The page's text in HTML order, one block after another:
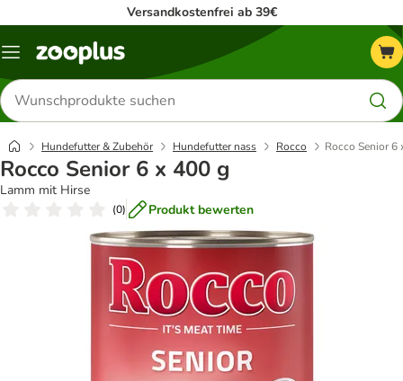
Versandkostenfrei ab 39€
Menü
Produkte
suchen
Hundefutter & Zubehör Hundefutter nass Rocco Rocco Senior 6
Rocco Senior 6 x 400 g
Lamm mit Hirse
(0) Produkt bewerten